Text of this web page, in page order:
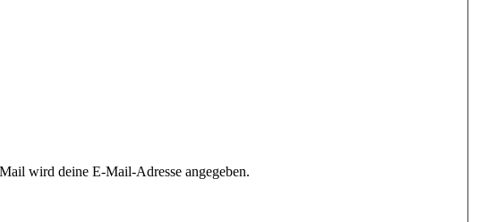
wird deine E-Mail-Adresse angegeben.